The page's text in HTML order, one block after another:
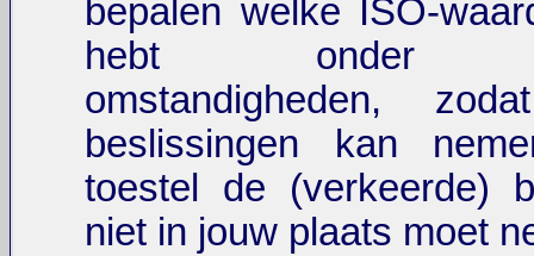
bepalen welke ISO-
hebt onder
omstandigheden,
beslissingen kan
toestel de (verkeerde)
niet in jouw plaats moet